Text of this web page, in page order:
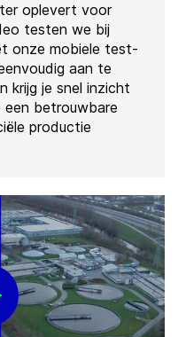
oplevert voor
testen we bij
onze mobiele test-
aan te
krijg je snel inzicht
een betrouwbare
productie